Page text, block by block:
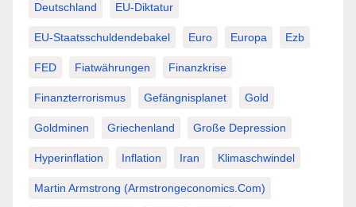
Deutschland EU-Diktatur
EU-Staatsschuldendebakel Euro Europa Ezb
FED Fiatwährungen Finanzkrise
Finanzterrorismus Gefängnisplanet Gold
Goldminen Griechenland Große Depression
Hyperinflation Inflation Iran Klimaschwindel
Martin Armstrong (Armstrongeconomics.com)